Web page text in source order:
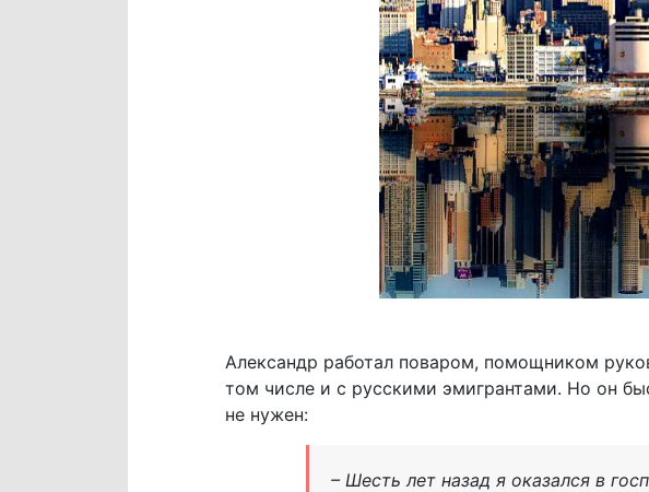
Александр работал поваром, помощником
том числе и с русскими эмигрантами. Но он
не нужен:
– Шесть лет назад я оказался в